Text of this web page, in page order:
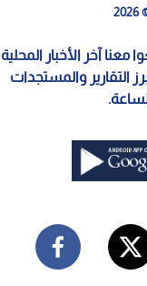
معنا آخر الأخبار المحلية
التقارير والمستجدات